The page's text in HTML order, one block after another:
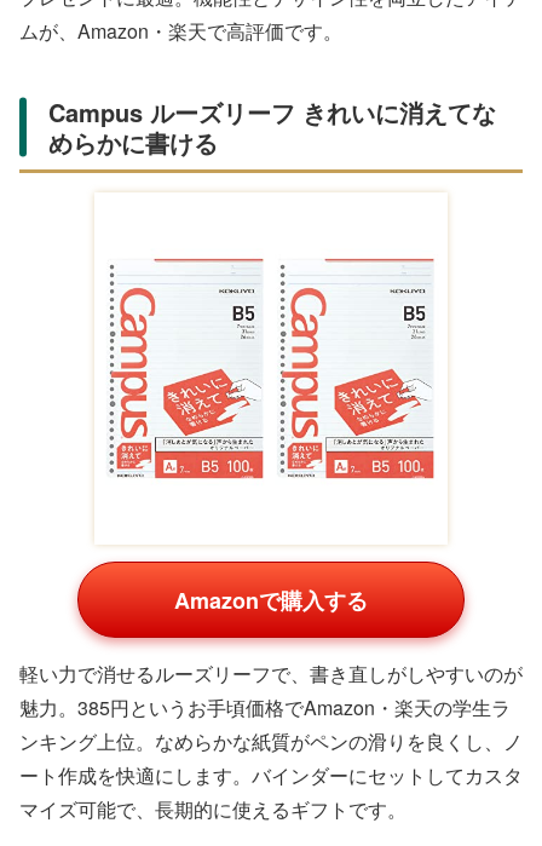
Amazonで購入する
フラペチーノキャップ付きの香り付きカラーペンセット。
女の子向けのかわいいデザインで、8本の多彩な色が楽し
めます。Amazon・楽天でクリスマスや誕生日ギフトとし
え、ノートを華やかに彩ります。軽やかな書き心地が、仕
事の合間のリフレッシュにぴったりです。
多機能ペンは、忙しい毎日に寄り添うパートナー。プレゼ
ントで贈れば、感謝の気持ちが伝わります。
おしゃれなノート・メモ帳ギフト